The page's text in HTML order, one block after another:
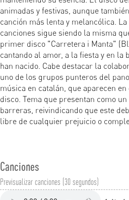
animadas y festivas, aunque
canción más lenta y melancólica.
canciones sigue siendo la misma
primer disco "Carretera i Manta"
cantando al amor, a la fiesta y en la
han nacido. Cabe destacar la
uno de los grupos punteros del
música en catalán, que aparecen
disco. Tema que presentan como
barreras, reivindicando que este
libre de cualquier prejuicio o
Canciones
Previsualizar canciones (30 segundos)